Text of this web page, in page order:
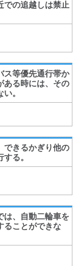
での追越しは禁止
ス等優先通行帯か
ある時には、その
。
できるかぎり他の
る。
は、自動二輪車を
ることができな